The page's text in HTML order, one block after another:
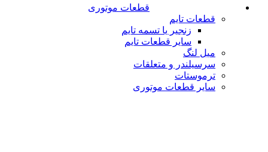
قطعات موتوری
قطعات تایم
زنجیر یا تسمه تایم
سایر قطعات تایم
میل لنگ
سرسیلندر و متعلقات
ترموستات
سایر قطعات موتوری